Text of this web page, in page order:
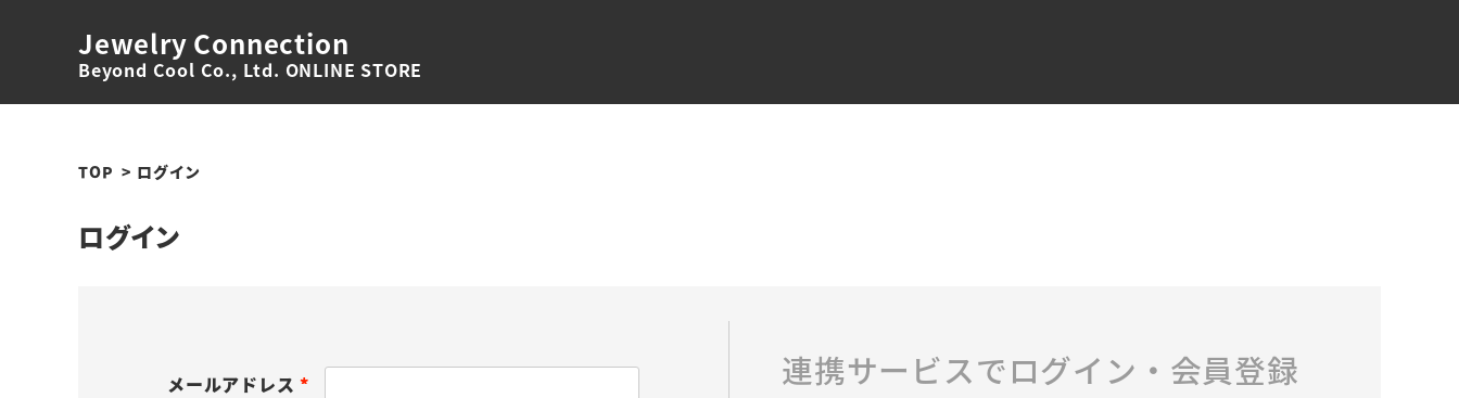
Jewelry Connection
Beyond Cool Co., Ltd. ONLINE STORE
TOP ログイン
ログイン
メールアドレス
連携サービスでログイン・会員登録